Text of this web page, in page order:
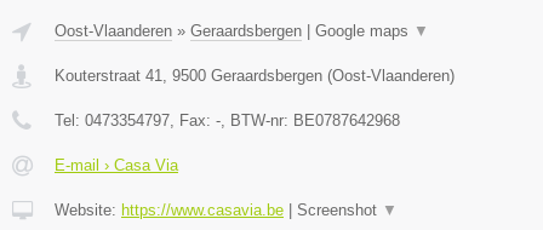
Oost-Vlaanderen » Geraardsbergen | Google maps ▼
Kouterstraat 41 9500 Geraardsbergen (Oost-Vlaanderen)
Tel: 0473354797 , Fax: - , BTW-nr: BE0787642968
E-mail › Casa Via
Website: https://www.casavia.be | Screenshot ▼